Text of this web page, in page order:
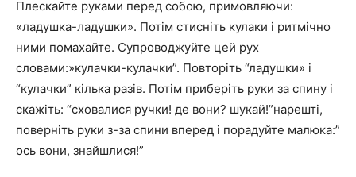
Плескайте руками перед собою, примовляючи:
«ладушка-ладушки». Потім стисніть кулаки і ритмічно
ними помахайте. Супроводжуйте цей рух
словами:»кулачки-кулачки”. Повторіть “ладушки» і
“кулачки” кілька разів. Потім приберіть руки за спину і
скажіть: “сховалися ручки! де вони? шукай!”нарешті,
поверніть руки з-за спини вперед і порадуйте малюка:”
ось вони, знайшлися!”